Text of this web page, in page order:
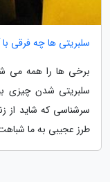
سلبریتی ها چه فرقی
برخی ها را همه می
سلبریتی شدن چیزی
سرشناسی که شاید از
طرز عجیبی به ما